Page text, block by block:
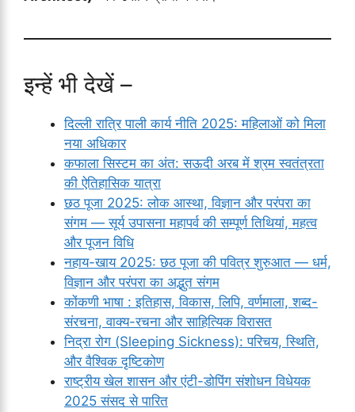
इन्हें भी देखें –
दिल्ली रात्रि पाली कार्य नीति 2025: महिलाओं को मिला
नया अधिकार
कफाला सिस्टम का अंत: सऊदी अरब में श्रम स्वतंत्रता
की ऐतिहासिक यात्रा
छठ पूजा 2025: लोक आस्था, विज्ञान और परंपरा का
संगम — सूर्य उपासना महापर्व की सम्पूर्ण तिथियां, महत्व
और पूजन विधि
नहाय-खाय 2025: छठ पूजा की पवित्र शुरुआत — धर्म,
विज्ञान और परंपरा का अद्भुत संगम
कोंकणी भाषा : इतिहास, विकास, लिपि, वर्णमाला, शब्द-
संरचना, वाक्य-रचना और साहित्यिक विरासत
निद्रा रोग (Sleeping Sickness): परिचय, स्थिति,
और वैश्विक दृष्टिकोण
राष्ट्रीय खेल शासन और एंटी-डोपिंग संशोधन विधेयक
2025 संसद से पारित